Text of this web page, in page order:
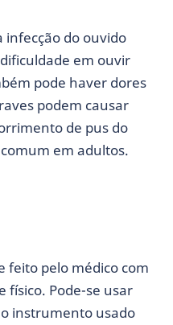
infecção do ouvido
em ouvir
pode haver dores
podem causar
de pus do
em adultos.
feito pelo médico com
físico. Pode-se usar
instrumento usado